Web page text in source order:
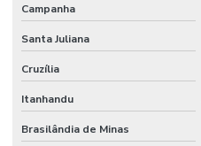
Campanha
Santa Juliana
Cruzília
Itanhandu
Brasilândia de Minas